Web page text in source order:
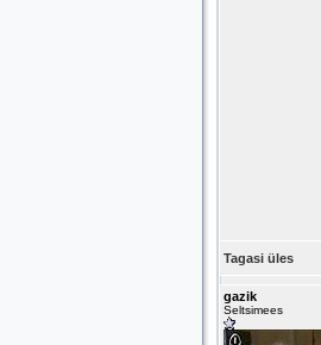
Tagasi üles
gazik
Seltsimees